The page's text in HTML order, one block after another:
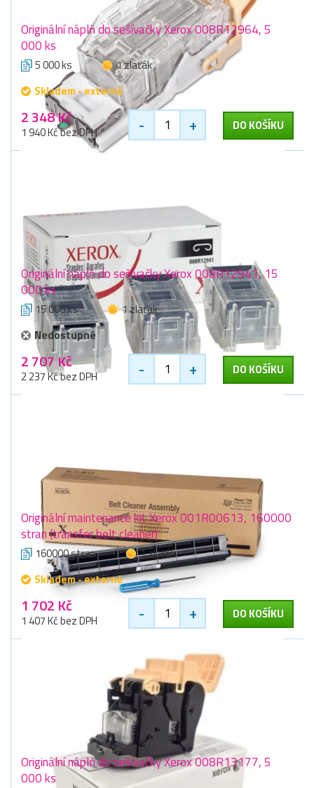
Originální náplň do sešívačky Xerox 008R12964, 5
000 ks
5 000 ks
1 zlaťák
Skladem - externě
2 348 Kč
1 940 Kč bez DPH - + DO KOŠÍKU
Originální náplň do sešívačky Xerox 008R12941, 15
000 ks
15 000 ks
1 zlaťák
Nedostupné
2 707 Kč
2 237 Kč bez DPH - + DO KOŠÍKU
Originální maintenance kit Xerox 001R00613, 160000
stran (transfer belt cleaner)
160000 stran
1 zlaťák
Skladem - externě
1 702 Kč
1 407 Kč bez DPH - + DO KOŠÍKU
Originální náplň do sešívačky Xerox 008R13177, 5
000 ks